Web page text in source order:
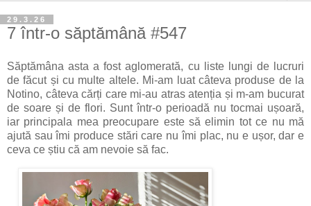
29.3.26
7 într-o săptămână #547
Săptămâna asta a fost aglomerată, cu liste lungi de lucruri
de făcut și cu multe altele. Mi-am luat câteva produse de la
Notino, câteva cărți care mi-au atras atenția și m-am bucurat
de soare și de flori. Sunt într-o perioadă nu tocmai ușoară,
iar principala mea preocupare este să elimin tot ce nu mă
ajută sau îmi produce stări care nu îmi plac, nu e ușor, dar e
ceva ce știu că am nevoie să fac.